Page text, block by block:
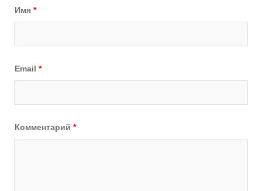
Имя *
Email *
Комментарий *